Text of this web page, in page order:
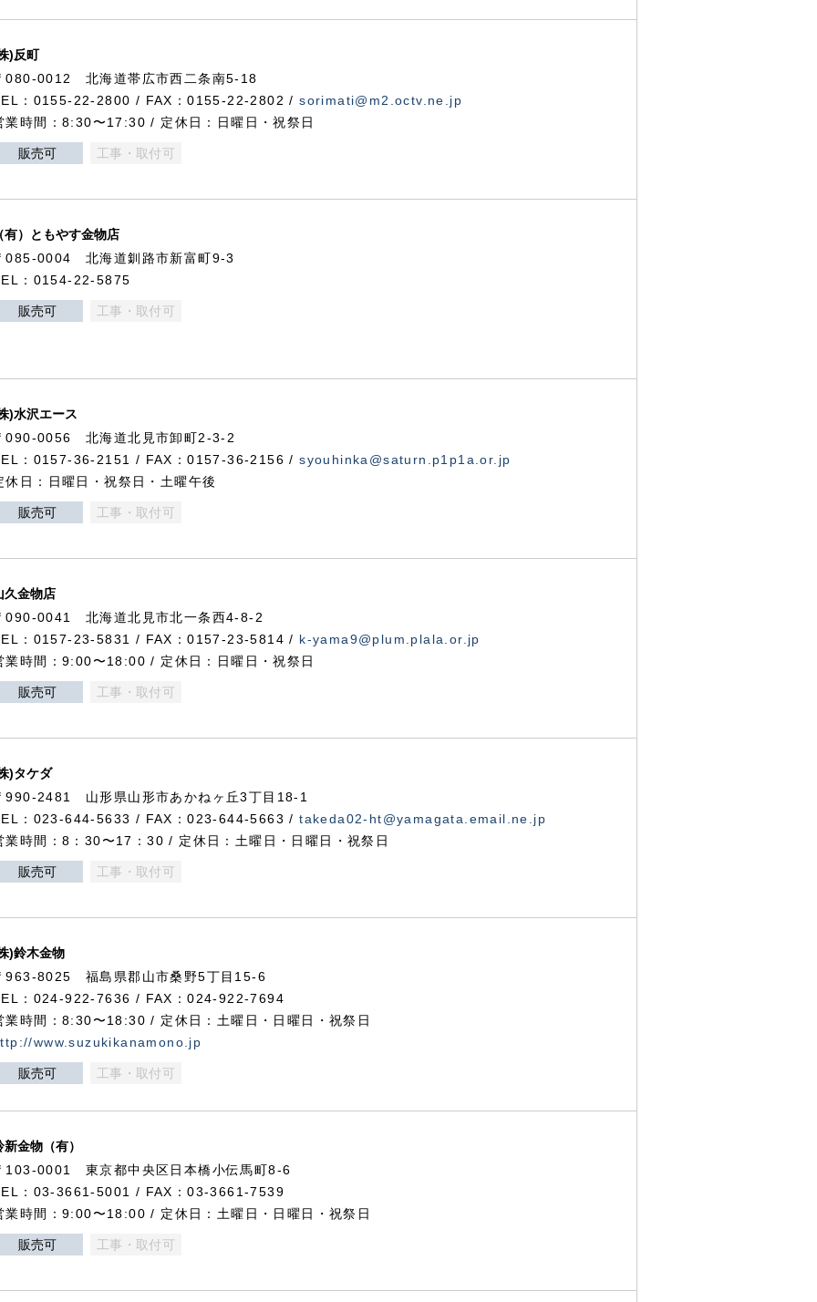
)反町
080-0012 北海道帯広市西二条南5-18
：0155-22-2800 / FAX：0155-22-2802 /sorimati@m2.octv.ne.jp
業時間：8:30〜17:30 / 定休日：日曜日・祝祭日
販売可 工事・取付可
有）ともやす金物店
085-0004 北海道釧路市新富町9-3
：0154-22-5875
販売可 工事・取付可
)水沢エース
090-0056 北海道北見市卸町2-3-2
：0157-36-2151 / FAX：0157-36-2156 /syouhinka@saturn.p1p1a.or.jp
休日：日曜日・祝祭日・土曜午後
販売可 工事・取付可
久金物店
090-0041 北海道北見市北一条西4-8-2
：0157-23-5831 / FAX：0157-23-5814 / k-yama9@plum.plala.or.jp
業時間：9:00〜18:00 / 定休日：日曜日・祝祭日
販売可 工事・取付可
)タケダ
990-2481 山形県山形市あかねヶ丘3丁目18-1
：023-644-5633 / FAX：023-644-5663 /takeda02-ht@yamagata.email.ne.jp
業時間：8：30〜17：30 / 定休日：土曜日・日曜日・祝祭日
販売可 工事・取付可
)鈴木金物
963-8025 福島県郡山市桑野5丁目15-6
：024-922-7636 / FAX：024-922-7694
業時間：8:30〜18:30 / 定休日：土曜日・日曜日・祝祭日
www.suzukikanamono.jp
販売可 工事・取付可
新金物（有）
103-0001 東京都中央区日本橋小伝馬町8-6
：03-3661-5001 / FAX：03-3661-7539
業時間：9:00〜18:00 / 定休日：土曜日・日曜日・祝祭日
販売可 工事・取付可